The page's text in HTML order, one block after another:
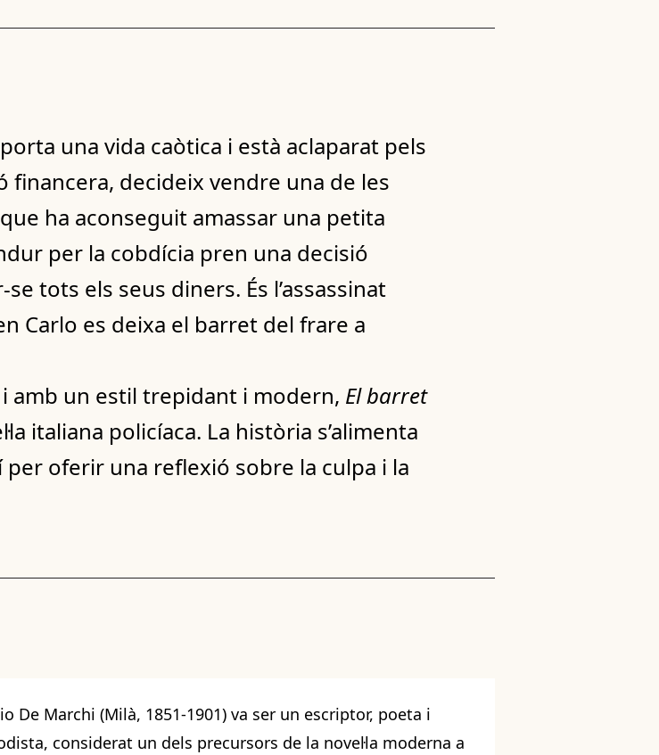
una vida caòtica i està aclaparat pels
financera, decideix vendre una de les
ha aconseguit amassar una petita
per la cobdícia pren una decisió
tots els seus diners. És l’assassinat
Carlo es deixa el barret del frare a
amb un estil trepidant i modern, El barret
italiana policíaca. La història s’alimenta
per oferir una reflexió sobre la culpa i la
De Marchi (Milà, 1851-1901) va ser un escriptor, poeta i
considerat un dels precursors de la novel·la moderna a